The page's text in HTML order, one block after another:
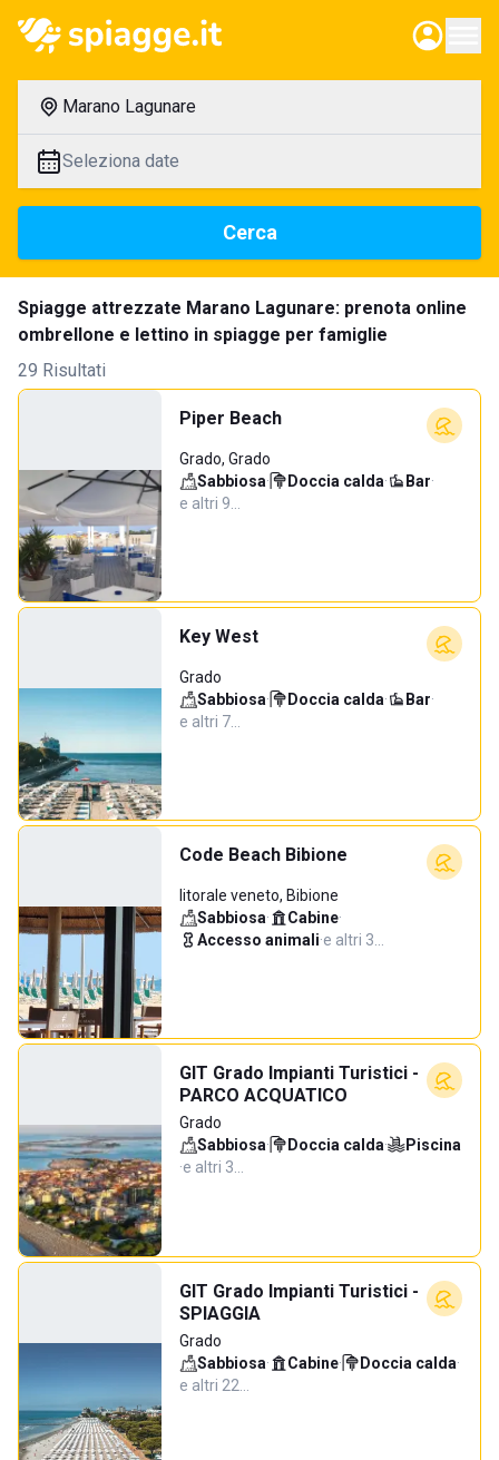
Marano Lagunare
Seleziona date
Cerca
Spiagge attrezzate Marano Lagunare: prenota online
ombrellone e lettino in spiagge per famiglie
29 Risultati
Piper Beach
Grado, Grado
Sabbiosa· Doccia calda· Bar·
e altri 9…
Key West
Grado
Sabbiosa· Doccia calda· Bar·
e altri 7…
Code Beach Bibione
litorale veneto, Bibione
Sabbiosa· Cabine·
Accesso animali·e altri 3…
GIT Grado Impianti Turistici -
PARCO ACQUATICO
Grado
Sabbiosa· Doccia calda·
Piscina
·e altri 3…
GIT Grado Impianti Turistici -
SPIAGGIA
Grado
Sabbiosa· Cabine· Doccia calda·
e altri 22…